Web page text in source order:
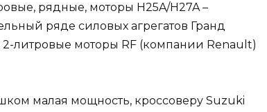
рядные, моторы H25A/H27A –
ряде силовых агрегатов Гранд
2-литровые моторы RF (компании Renault)
малая мощность, кроссоверу Suzuki